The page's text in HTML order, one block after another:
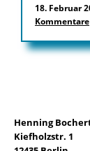
18. Februar
Kommentare
Henning
Kiefholzstr. 1